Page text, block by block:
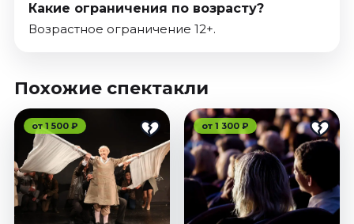
Какие ограничения по возрасту?
Возрастное ограничение 12+.
Похожие спектакли
от 1 500 ₽ от 1 300 ₽